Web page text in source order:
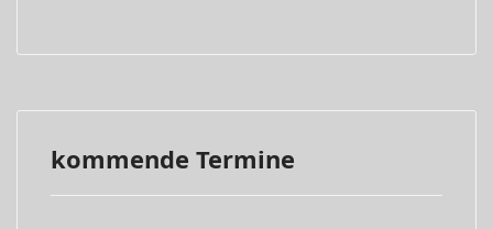
kommende Termine